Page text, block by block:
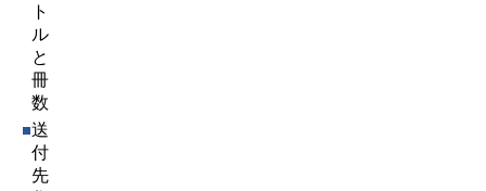
ト
ル
と
冊
数
送
付
先